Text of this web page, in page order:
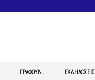
ΓΡΆΦΟΥΝ… ΕΚΔΗΛΏΣΕΙΣ